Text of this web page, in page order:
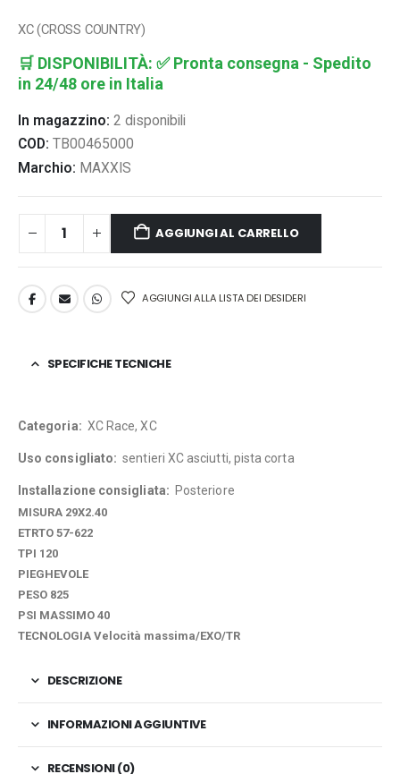
XC (CROSS COUNTRY)
🛒 DISPONIBILITÀ: ✅ Pronta consegna - Spedito
in 24/48 ore in Italia
In magazzino: 2 disponibili
COD: TB00465000
Marchio: MAXXIS
AGGIUNGI AL CARRELLO
AGGIUNGI ALLA LISTA DEI DESIDERI
SPECIFICHE TECNICHE
Categoria: XC Race, XC
Uso consigliato: sentieri XC asciutti, pista corta
Installazione consigliata: Posteriore
MISURA 29X2.40
ETRTO 57-622
TPI 120
PIEGHEVOLE
PESO 825
PSI MASSIMO 40
TECNOLOGIA Velocità massima/EXO/TR
DESCRIZIONE
INFORMAZIONI AGGIUNTIVE
RECENSIONI (0)